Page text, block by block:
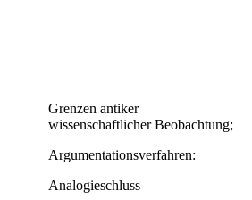
Grenzen antiker
wissenschaftlicher Beobachtung;
Argumentationsverfahren:
Analogieschluss